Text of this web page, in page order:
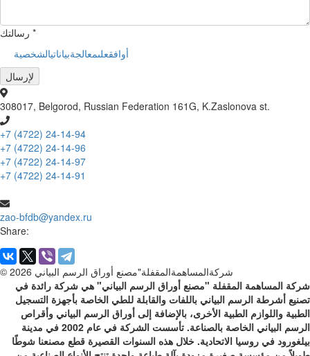
*
أوافقعلىمعالجةبياناتيالشخصية
308017, Belgorod, Russian Federation 161G, K.Zaslonova st.
+7 (4722) 24-14-94
+7 (4722) 24-14-96
+7 (4722) 24-14-97
+7 (4722) 24-14-91
zao-bfdb@yandex.ru
Share:
© 2026 شركةالمساهمةالمقفلة"مصنع أوراق الرسم البياني
شركة المساهمة المقفلة "مصنع أوراق الرسم البياني" هي شركة رائدة في
تصنيع أشرطة الرسم البياني باللفات والقابلة للطي الخاصة بأجهزة التسجيل
الطبية واللوازم الطبية الأخرى، بالإضافة إلى أوراق الرسم البياني وأقراص
الرسم البياني الخاصة بالصناعة. تأسست الشركة في عام 2002 في مدينة
بيلغورود في روسيا الاتحادية. خلال هذه السنوات القصيرة قطع مصنعنا شوطًا